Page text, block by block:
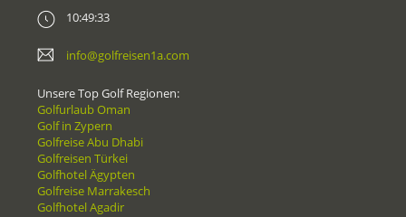
10:49:33
info@golfreisen1a.com
Unsere Top Golf Regionen:
Golfurlaub Oman
Golf in Zypern
Golfreise Abu Dhabi
Golfreisen Türkei
Golfhotel Ägypten
Golfreise Marrakesch
Golfhotel Agadir